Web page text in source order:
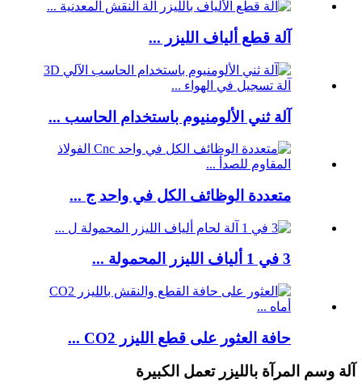
آلة قطع ألياف الليزر ...
آلة ثني الألومنيوم باستخدام الحاسب ...
متعددة الوظائف الكل في واحد ج ...
3 في 1 ألياف الليزر المحمولة ...
حافة العثور على قطع الليزر CO2 ...
آلة وسم المرآة بالليزر تعمل الكبيرة